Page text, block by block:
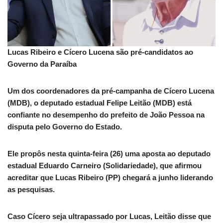
Lucas Ribeiro e Cícero Lucena são pré-candidatos ao
Governo da Paraíba
Um dos coordenadores da pré-campanha de Cícero Lucena
(MDB), o deputado estadual Felipe Leitão (MDB) está
confiante no desempenho do prefeito de João Pessoa na
disputa pelo Governo do Estado.
Ele propôs nesta quinta-feira (26) uma aposta ao deputado
estadual Eduardo Carneiro (Solidariedade), que afirmou
acreditar que Lucas Ribeiro (PP) chegará a junho liderando
as pesquisas.
Caso Cícero seja ultrapassado por Lucas, Leitão disse que